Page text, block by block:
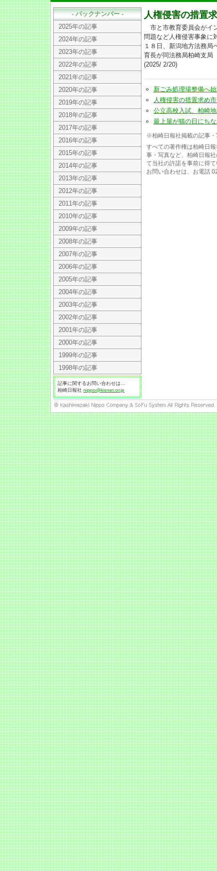
人権侵害の措置
市と市教育委員会がイ
問題など人権侵害事象に
１８日、新潟地方法務局
育長が同法務局柏崎支局
(2025/ 2/20)
新ごみ処理場整備へ
人権侵害の措置求め
公立高校入試、柏崎
最上屋が猫の日にち
※柏崎日報社掲載の記事
すべての著作権は柏崎日
事・写真など、柏崎日報
て当社の許諾を事前に得
お問い合わせは、お電話
- バックナンバー -
2025年の記事
2024年の記事
2023年の記事
2022年の記事
2021年の記事
2020年の記事
2019年の記事
2018年の記事
2017年の記事
2016年の記事
2015年の記事
2014年の記事
2013年の記事
2012年の記事
2011年の記事
2010年の記事
2009年の記事
2008年の記事
2007年の記事
2006年の記事
2005年の記事
2004年の記事
2003年の記事
2002年の記事
2001年の記事
2000年の記事
1999年の記事
1998年の記事
記事に関するお問い合わせは...
柏崎日報社 nippo@kisnet.or.jp